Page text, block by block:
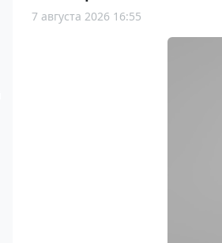
7 августа 2026 16:55